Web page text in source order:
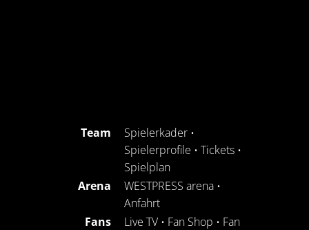
Team Spielerkader •
Spielerprofile • Tickets •
Spielplan
Arena
WESTPRESS arena •
Anfahrt
Fans
Live TV • Fan Shop • Fan